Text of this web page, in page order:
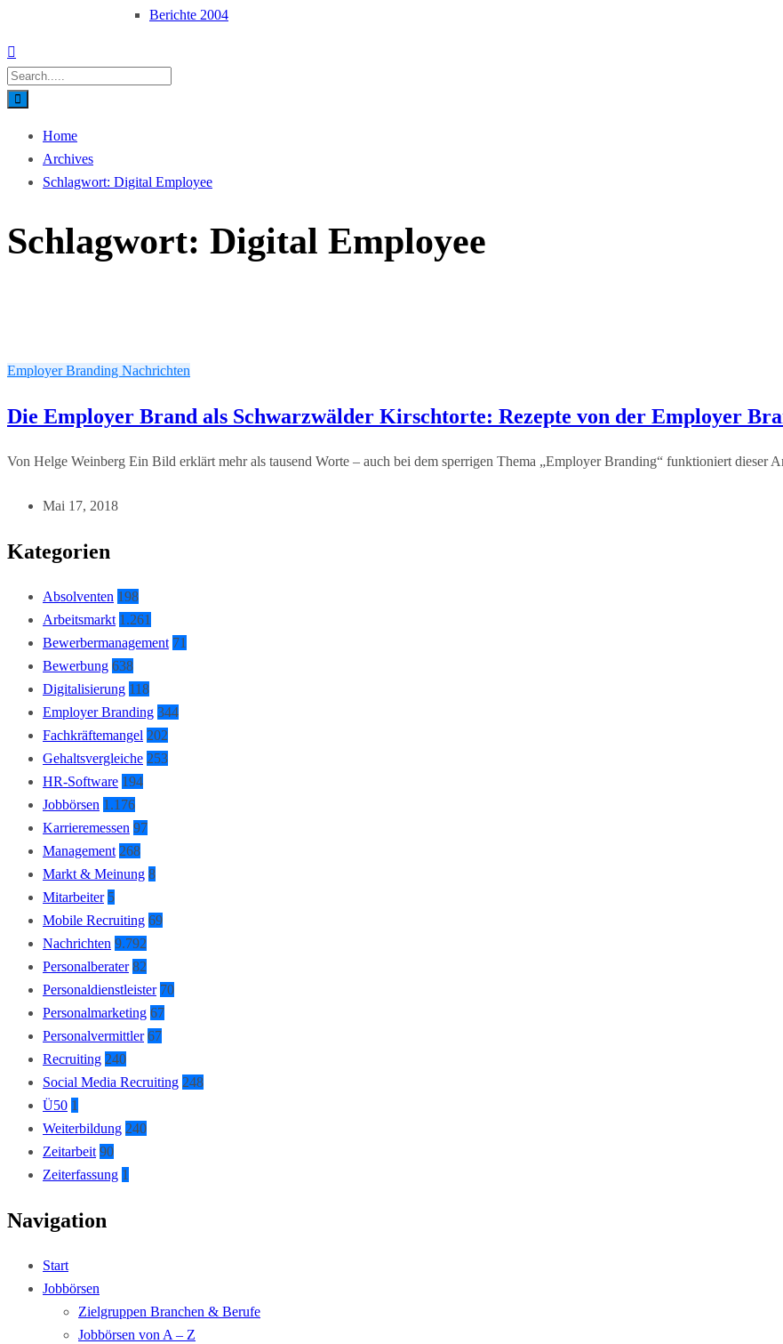
Berichte 2004
Home
Archives
Schlagwort: Digital Employee
Schlagwort: Digital Employee
Employer Branding Nachrichten
Die Employer Brand als Schwarzwälder Kirschtorte: Rezepte von der Employer
Von Helge Weinberg Ein Bild erklärt mehr als tausend Worte – auch bei dem sperrigen Thema „Employer Branding“ funktioniert
Mai 17, 2018
Kategorien
Absolventen 198
Arbeitsmarkt 1.261
Bewerbermanagement 71
Bewerbung 638
Digitalisierung 118
Employer Branding 344
Fachkräftemangel 202
Gehaltsvergleiche 253
HR-Software 194
Jobbörsen 1.176
Karrieremessen 97
Management 268
Markt & Meinung 8
Mitarbeiter 5
Mobile Recruiting 69
Nachrichten 9.792
Personalberater 82
Personaldienstleister 70
Personalmarketing 67
Personalvermittler 67
Recruiting 240
Social Media Recruiting 248
Ü50 1
Weiterbildung 240
Zeitarbeit 90
Zeiterfassung 1
Navigation
Start
Jobbörsen
Zielgruppen Branchen & Berufe
Jobbörsen von A – Z